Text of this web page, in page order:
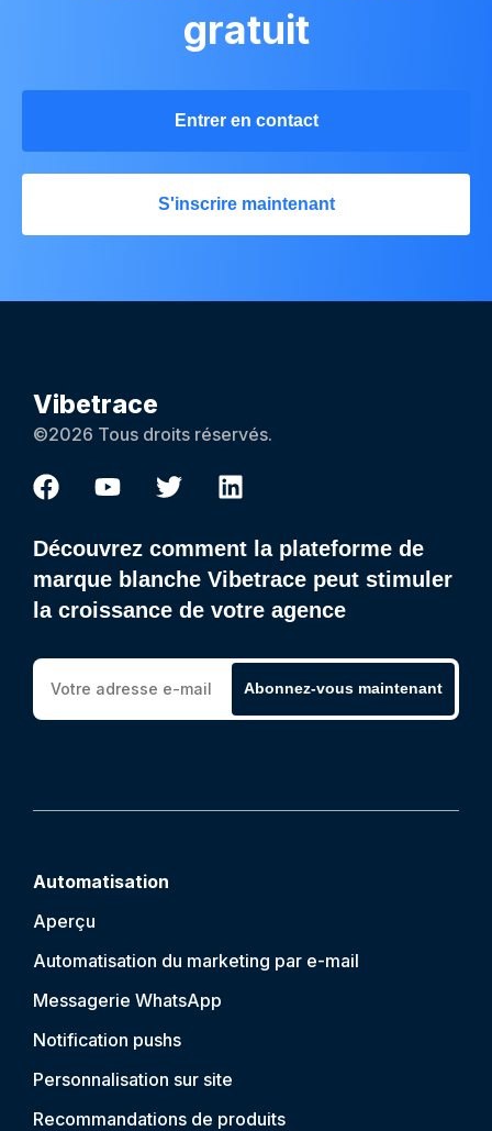
gratuit
Entrer en contact
S'inscrire maintenant
Vibetrace
©2026 Tous droits réservés.
Découvrez comment la plateforme de
marque blanche Vibetrace peut stimuler
la croissance de votre agence
Abonnez-vous maintenant
Automatisation
Aperçu
Automatisation du marketing par e-mail
Messagerie WhatsApp
Notification pushs
Personnalisation sur site
Recommandations de produits